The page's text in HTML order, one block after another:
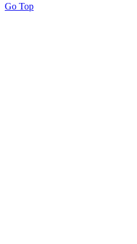
Go Top